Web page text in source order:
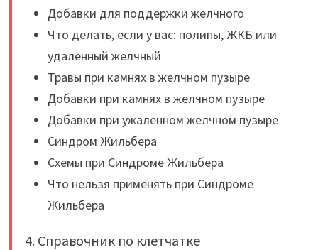
Добавки для поддержки желчного
Что делать, если у вас: полипы, ЖКБ или
удаленный желчный
Травы при камнях в желчном пузыре
Добавки при камнях в желчном пузыре
Добавки при ужаленном желчном пузыре
Синдром Жильбера
Схемы при Синдроме Жильбера
Что нельзя применять при Синдроме
Жильбера
4. Справочник по клетчатке